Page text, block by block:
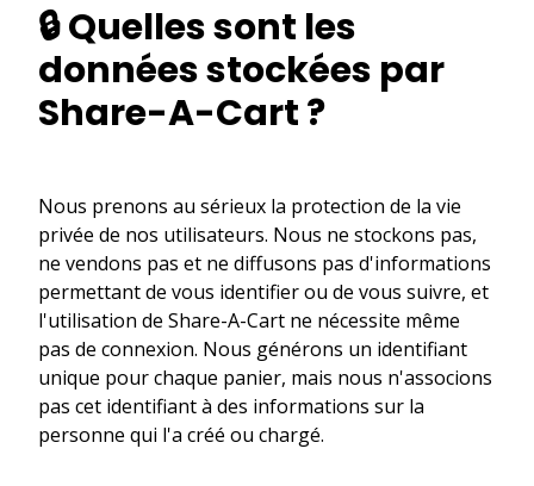
🔒 Quelles sont les
données stockées par
Share-A-Cart ?
Nous prenons au sérieux la protection de la vie
privée de nos utilisateurs. Nous ne stockons pas,
ne vendons pas et ne diffusons pas d'informations
permettant de vous identifier ou de vous suivre, et
l'utilisation de Share-A-Cart ne nécessite même
pas de connexion. Nous générons un identifiant
unique pour chaque panier, mais nous n'associons
pas cet identifiant à des informations sur la
personne qui l'a créé ou chargé.